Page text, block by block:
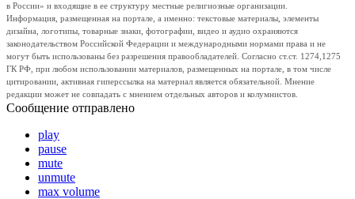
в России» и входящие в ее структуру местные религиозные организации.
Информация, размещенная на портале, а именно: текстовые материалы, элементы
дизайна, логотипы, товарные знаки, фотографии, видео и аудио охраняются
законодательством Российской Федерации и международными нормами права и не
могут быть использованы без разрешения правообладателей. Согласно ст.ст. 1274,1275
ГК РФ, при любом использовании материалов, размещенных на портале, в том числе
цитировании, активная гиперссылка на материал является обязательной. Мнение
редакции может не совпадать с мнением отдельных авторов и колумнистов.
Сообщение отправлено
play
pause
mute
unmute
max volume